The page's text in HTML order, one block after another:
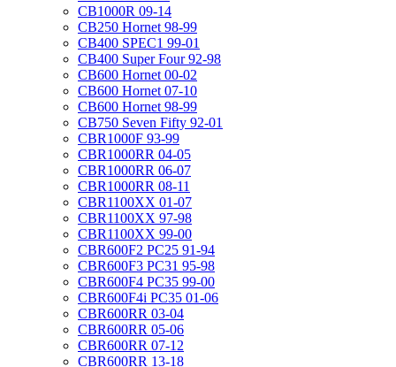
CB1000R 09-14
CB250 Hornet 98-99
CB400 SPEC1 99-01
CB400 Super Four 92-98
CB600 Hornet 00-02
CB600 Hornet 07-10
CB600 Hornet 98-99
CB750 Seven Fifty 92-01
CBR1000F 93-99
CBR1000RR 04-05
CBR1000RR 06-07
CBR1000RR 08-11
CBR1100XX 01-07
CBR1100XX 97-98
CBR1100XX 99-00
CBR600F2 PC25 91-94
CBR600F3 PC31 95-98
CBR600F4 PC35 99-00
CBR600F4i PC35 01-06
CBR600RR 03-04
CBR600RR 05-06
CBR600RR 07-12
CBR600RR 13-18